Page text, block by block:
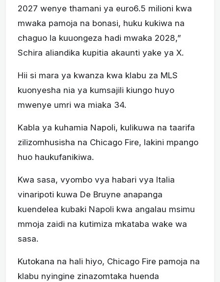
2027 wenye thamani ya euro6.5 milioni kwa
mwaka pamoja na bonasi, huku kukiwa na
chaguo la kuuongeza hadi mwaka 2028,”
Schira aliandika kupitia akaunti yake ya X.
Hii si mara ya kwanza kwa klabu za MLS
kuonyesha nia ya kumsajili kiungo huyo
mwenye umri wa miaka 34.
Kabla ya kuhamia Napoli, kulikuwa na taarifa
zilizomhusisha na Chicago Fire, lakini mpango
huo haukufanikiwa.
Kwa sasa, vyombo vya habari vya Italia
vinaripoti kuwa De Bruyne anapanga
kuendelea kubaki Napoli kwa angalau msimu
mmoja zaidi na kutimiza mkataba wake wa
sasa.
Kutokana na hali hiyo, Chicago Fire pamoja na
klabu nyingine zinazomtaka huenda